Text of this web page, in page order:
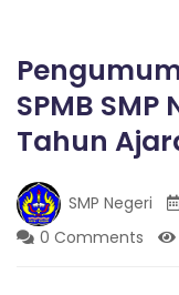
r
a
g
SPMB SMP
Tahun
SMP Negeri
0 Comments